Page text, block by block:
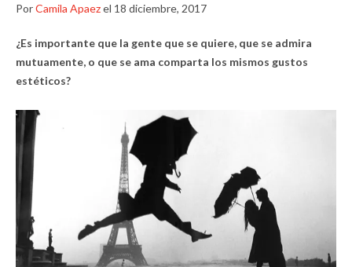
PorCamila Apaezel 18 diciembre, 2017
¿Es importante que la gente que se quiere, que se admira
mutuamente, o que se ama comparta los mismos gustos
estéticos?